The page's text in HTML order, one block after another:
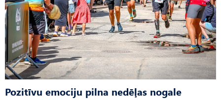
Pozitīvu emociju pilna nedēļas nogale